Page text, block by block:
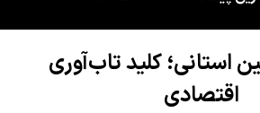
استانی؛ کلید تاب‌آوری
اقتصادی